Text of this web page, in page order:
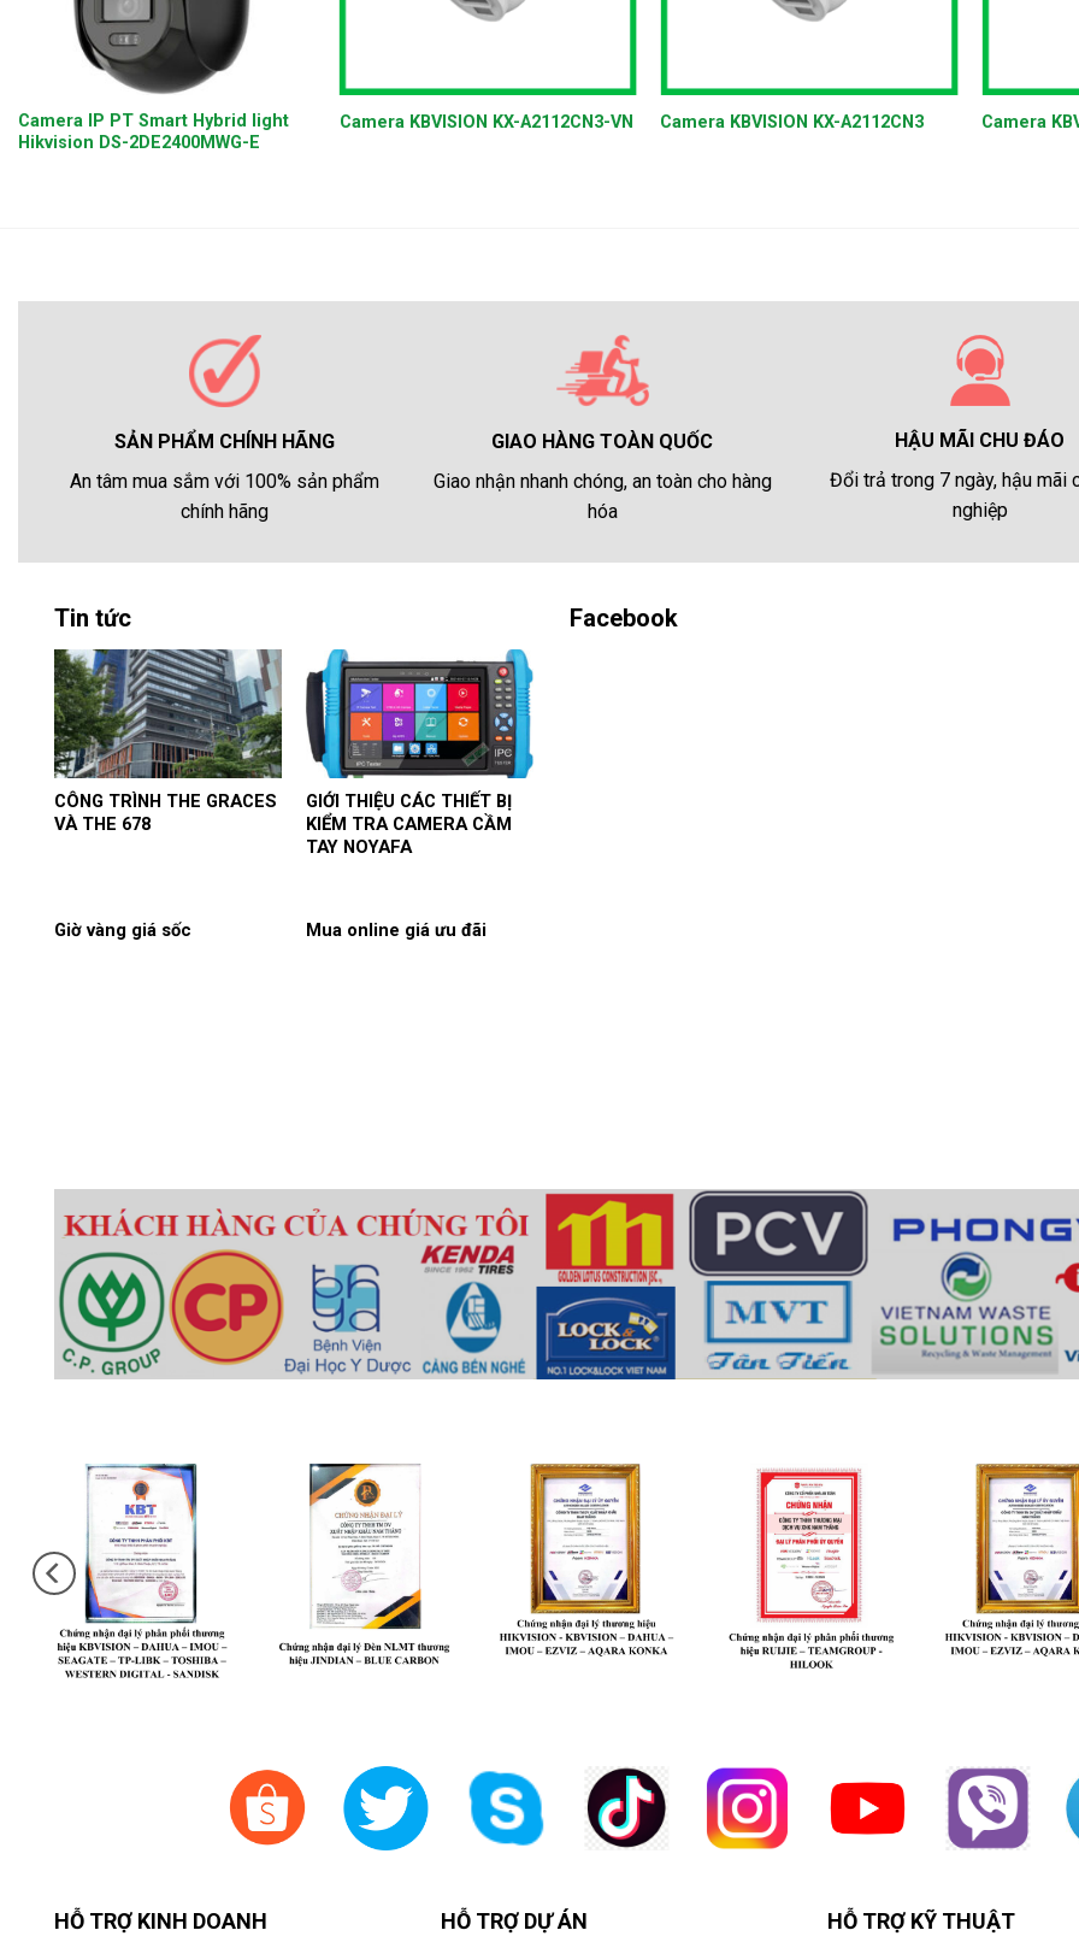
Camera IP PT Smart Hybrid light
Hikvision DS-2DE2400MWG-E
Camera KBVISION KX-A2112CN3-VN Camera KBVISION KX-A2112CN3 Camera
SẢN PHẨM CHÍNH HÃNG
An tâm mua sắm với 100% sản phẩm
chính hãng
GIAO HÀNG TOÀN QUỐC
Giao nhận nhanh chóng, an toàn cho hàng
hóa
HẬU MÃI CHU ĐÁO
Đổi trả trong 7 ngày, hậu mãi
nghiệp
Tin tức
CÔNG TRÌNH THE GRACES
VÀ THE 678
GIỚI THIỆU CÁC THIẾT BỊ
KIỂM TRA CAMERA CẦM
TAY NOYAFA
Giờ vàng giá sốc Mua online giá ưu đãi
Facebook
HỖ TRỢ KINH DOANH HỖ TRỢ DỰ ÁN HỖ TRỢ KỸ THUẬT